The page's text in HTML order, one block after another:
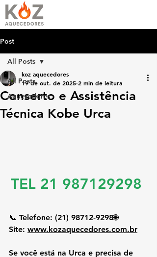
Post
All Posts
Aquecedores
All Posts
Conserto e Assistência
Técnica Kobe Urca
koz aquecedores
19 de out. de 2025 2 min de leitura
TEL 21 987129298
📞 Telefone: (21) 98712-9298🌐
Site: www.kozaquecedores.com.br
Se você está na Urca e precisa de